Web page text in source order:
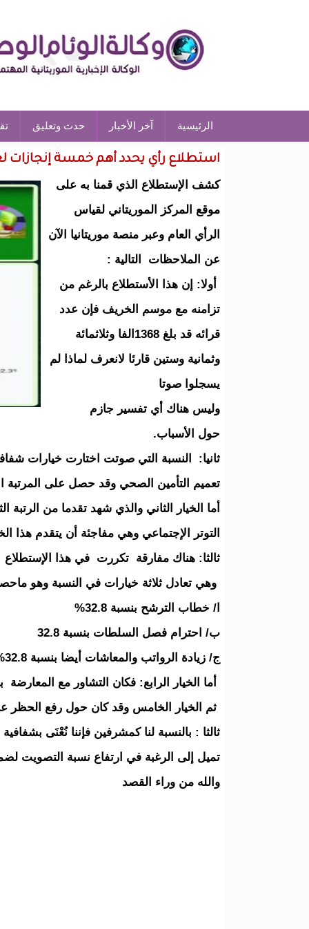
الرئيسية آخر الأخبار حدث وتعليق
استطلاع رأي يحدد أهم خمسة إنجازات
كشف الإستطلاع الذي قمنا به على
موقع المركز الموريتاني لقياس
الرأي العام وعبر منصة موريتانيا الآن
عن الملاحظات التالية :
أولا: إن هذا الأستطلاع بالرغم من
تزامنه مع موسم الخريف فإن عدد
قرائه قد بلغ 1368الفا وثلاثمائة
وثمانية وستين قارئا لانعرف لماذا لم
يسجلوا صوتا
وليس هناك أي تفسير جازم
حول الأسباب.
ثانيا: النسبة التي صوتت اختارت خيارات
تعميم التأمين الصحي وقد حصل على المرتبة
التوتر الإجتماعي وهي مفاجئة أن يتقدم هذا
ثالثا: هناك مفارقة تكررت في هذا الإستطلاع
وهي تعادل ثلاثة خيارات في النسبة وهو
ا/ خطاب الترشح بنسبة 32.8%
ب/ احترام فصل السلطات بنسبة 32.8
ج/ زيادة الرواتب والمعاشات أيضا بنسبة 32.8% .
أما الخيار الرابع: فكان التشاور مع المعارضة بنسبة
ثم الخيار الخامس وقد كان حول رفع الحظر عن
ثالثا : بالنسبة لنا كمشرفين فإننا نُعْنَى
تميل إلى الرغبة في ارتفاع نسبة التصويت
والله من وراء القصد